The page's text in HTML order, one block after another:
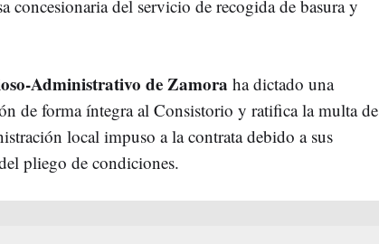
concesionaria del servicio de recogida de basura y
Administrativo de Zamora ha dictado una
de forma íntegra al Consistorio y ratifica la multa de
local impuso a la contrata debido a sus
pliego de condiciones.